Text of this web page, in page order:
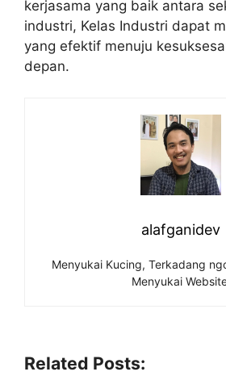
kerjasama yang baik antara
industri, Kelas Industri dapat
yang efektif menuju
depan.
alafganidev
Menyukai Kucing, Terkadang
Menyukai
Related Posts: